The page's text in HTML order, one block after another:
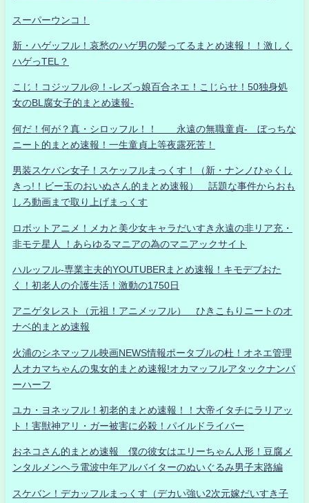
スーパーウンコ！
新・ハゲッフル！哀愁のハゲ男の髪ってるまとめ速報！！激しく
ハゲっTEL？
こじ！コジッフル@！-レズっ娘百合ネエ！こじらせ！50独身処
女のBL腐女子的まとめ速報-
何だ！何が？真・シロッフル！！ 永遠の無職童貞- ぼっちな
ニート的まとめ速報！一生童貞上等夜露死苦！
男装スケバン女子！スケッフルまっくす！（新・ナンノひゃくし
きっ!！ビー玉のおいぬさん的まとめ速報） 話題な事件からおも
しろ動画まで取り上げまっくす
ロボットアニメ！メカと美少女キャラだいすき永遠の非リア充・
非モテ星人 ！あらゆるマニアの為のマニアックサイト
ハルッフル-専業主夫的YOUTUBERまとめ速報！キモデブおた
く！初老人の介護生活！激動の1750日
アニゲタレスト（元祖！アニメッフル） ひきこもりニートのオ
ナベ的まとめ速報
火浦のシネマッフル映画NEWS情報ポータブルの杜！オネエ管理
人オカマちゃんの鬼女的まとめ速報!オカマッフルアタックナンバ
ーハーフ
ユカ・ヨネッフル！初老的まとめ速報！！大帝イタチにラリアッ
ト！害獣神アリ・ガー被害に必殺！パイルドライバー
おネコさん的まとめ速報 僕の彼女はエリーちゃん人形！豆腐メ
ンタルメンヘラ電波中年アルバイターのぬいぐるみ男子末路編
スケバン！デカッフルまっくす（デカい強い2次元嫁だいすき子